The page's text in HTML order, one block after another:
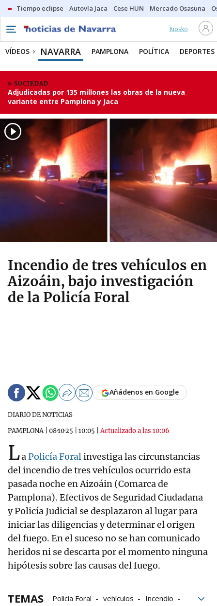
Tiempo eclipse Autovía Jaca Cese HUN Mercado Osasuna
Kiosko
VÍDEOS NAVARRA PAMPLONA POLÍTICA DEPORTES
SOCIEDAD
Adjudicadas por 135 millones las obras de la nueva
variante entre Pamplona y Jaca
Incendio de tres vehículos en
Aizoáin, bajo investigación
de la Policía Foral
DIARIO DE NOTICIAS
PAMPLONA| 08·10·25 10:05 |Actualizado a las 10:06
Añádenos en Google
LaPolicía Foralinvestiga las circunstancias
del incendio de tres vehículos ocurrido esta
pasada noche en Aizoáin (Comarca de
Pamplona). Efectivos de Seguridad Ciudadana
y Policía Judicial se desplazaron al lugar para
iniciar las diligencias y determinar el origen
del fuego. En el suceso no se han comunicado
heridos ni se descarta por el momento ninguna
hipótesis sobre las causas del fuego.
TEMAS Policía Foral vehículos
Incendio